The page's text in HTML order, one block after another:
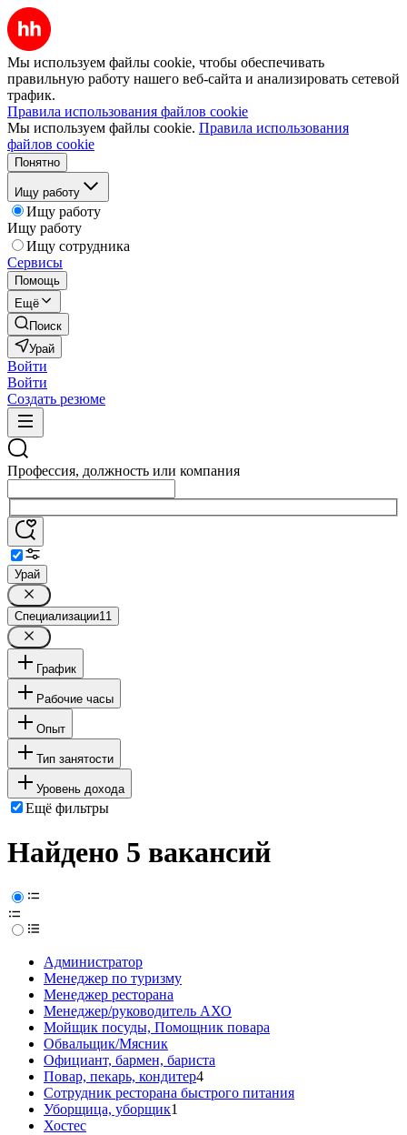
Мы используем файлы cookie, чтобы обеспечивать
правильную работу нашего веб-сайта и анализировать сетевой
трафик.
Правила использования файлов cookie
Мы используем файлы cookie. Правила использования
файлов cookie
Понятно
Ищу работу
Ищу работу
Ищу работу
Ищу сотрудника
Сервисы
Помощь
Ещё
Поиск
Урай
Войти
Войти
Создать резюме
Профессия, должность или компания
Урай
Специализации11
График
Рабочие часы
Опыт
Тип занятости
Уровень дохода
Ещё фильтры
Найдено 5 вакансий
Администратор
Менеджер по туризму
Менеджер ресторана
Менеджер/руководитель АХО
Мойщик посуды, Помощник повара
Обвальщик/Мясник
Официант, бармен, бариста
Повар, пекарь, кондитер4
Сотрудник ресторана быстрого питания
Уборщица, уборщик1
Хостес